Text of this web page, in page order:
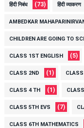
हिंदी निबंध (73) हिंदी व्याकरण
AMBEDKAR
CHILDREN ARE GOING TO
CLASS 1ST ENGLISH (5)
CLASS 2ND (1)
CLASS 4 TH (1)
CLASS 5TH EVS (7)
CLASS 6TH MATHEMATICS